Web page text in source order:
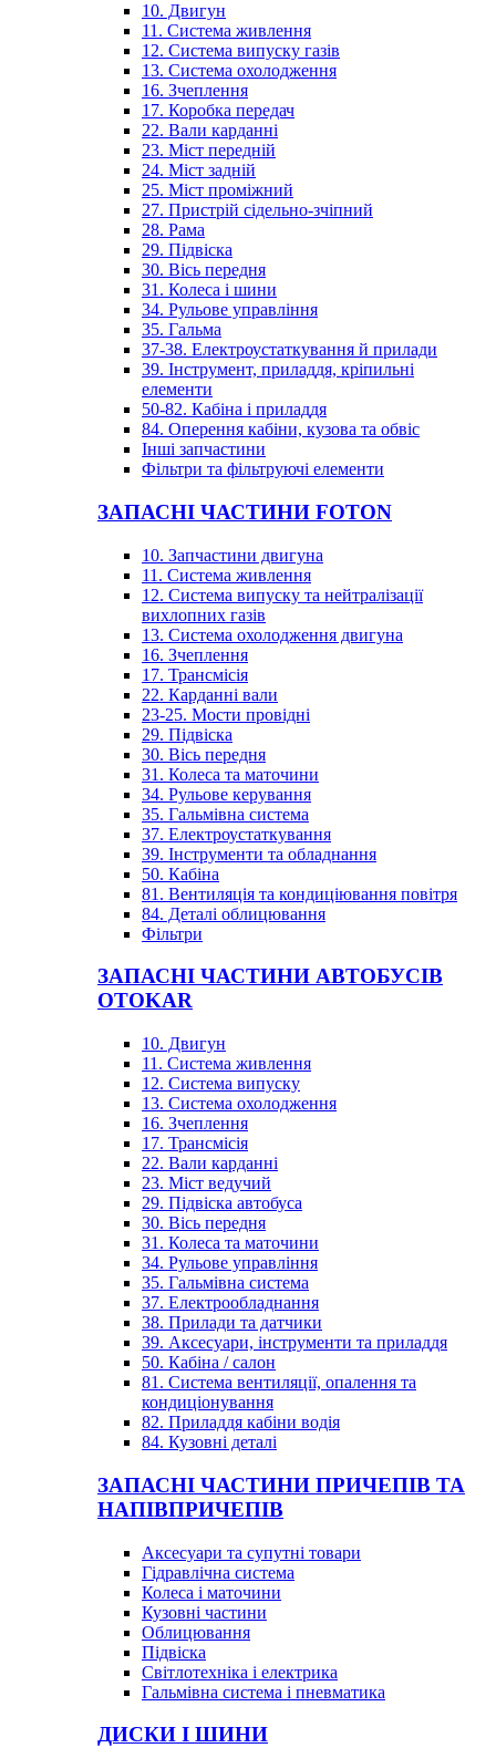
10. Двигун
11. Система живлення
12. Система випуску газів
13. Система охолодження
16. Зчеплення
17. Коробка передач
22. Вали карданні
23. Міст передній
24. Міст задній
25. Міст проміжний
27. Пристрій сідельно-зчіпний
28. Рама
29. Підвіска
30. Вісь передня
31. Колеса і шини
34. Рульове управління
35. Гальма
37-38. Електроустаткування й прилади
39. Інструмент, приладдя, кріпильні
елементи
50-82. Кабіна і приладдя
84. Оперення кабіни, кузова та обвіс
Інші запчастини
Фільтри та фільтруючі елементи
ЗАПАСНІ ЧАСТИНИ FOTON
10. Запчастини двигуна
11. Система живлення
12. Система випуску та нейтралізації
вихлопних газів
13. Система охолодження двигуна
16. Зчеплення
17. Трансмісія
22. Карданні вали
23-25. Мости провідні
29. Підвіска
30. Вісь передня
31. Колеса та маточини
34. Рульове керування
35. Гальмівна система
37. Електроустаткування
39. Інструменти та обладнання
50. Кабіна
81. Вентиляція та кондиціювання повітря
84. Деталі облицювання
Фільтри
ЗАПАСНІ ЧАСТИНИ АВТОБУСІВ
OTOKAR
10. Двигун
11. Система живлення
12. Система випуску
13. Система охолодження
16. Зчеплення
17. Трансмісія
22. Вали карданні
23. Міст ведучий
29. Підвіска автобуса
30. Вісь передня
31. Колеса та маточини
34. Рульове управління
35. Гальмівна система
37. Електрообладнання
38. Прилади та датчики
39. Аксесуари, інструменти та приладдя
50. Кабіна / салон
81. Система вентиляції, опалення та
кондиціонування
82. Приладдя кабіни водія
84. Кузовні деталі
ЗАПАСНІ ЧАСТИНИ ПРИЧЕПІВ ТА
НАПІВПРИЧЕПІВ
Аксесуари та супутні товари
Гідравлічна система
Колеса і маточини
Кузовні частини
Облицювання
Підвіска
Світлотехніка і електрика
Гальмівна система і пневматика
ДИСКИ І ШИНИ